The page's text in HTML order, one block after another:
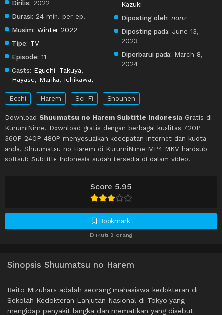
Score 5.95
Bookmark
Diikuti 8 orang
Dirilis: 2022
Durasi: 24 min. per ep.
Musim: Winter 2022
Tipe: TV
Episode: 11
Casts: Eguchi, Takuya,
Hayase, Marika, Ichikawa,
Kazuki
Diposting oleh: nanz
Diposting pada: June 13,
2023
Diperbarui pada: March 8,
2024
Ecchi Harem Sci-Fi Shounen
Download Shuumatsu no Harem Subtitle Indonesia Gratis di
KurumiNime. Download gratis dengan berbagai kualitas 720P
360P 240P 480P menyesuaikan kecepatan internet dan kuota
anda, Shuumatsu no Harem di KurumiNime MP4 MKV hardsub
softsub Subtitle Indonesia sudah tersedia di dalam video.
Sinopsis Shuumatsu no Harem
Reito Mizuhara adalah seorang mahasiswa kedokteran di
Sekolah Kedokteran Lanjutan Nasional di Tokyo yang
mengidap penyakit langka dan mematikan yang disebut